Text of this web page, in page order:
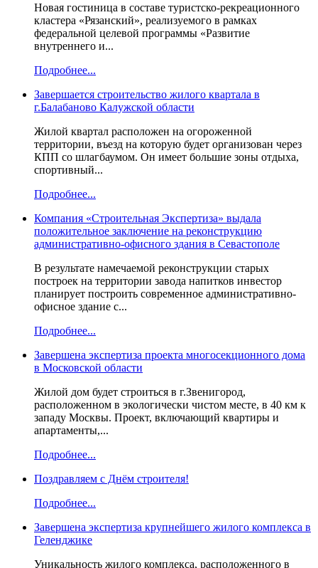
Новая гостиница в составе туристско-рекреационного
кластера «Рязанский», реализуемого в рамках
федеральной целевой программы «Развитие
внутреннего и...
Подробнее...
Завершается строительство жилого квартала в
г.Балабаново Калужской области
Жилой квартал расположен на огороженной
территории, въезд на которую будет организован через
КПП со шлагбаумом. Он имеет большие зоны отдыха,
спортивный...
Подробнее...
Компания «Строительная Экспертиза» выдала
положительное заключение на реконструкцию
административно-офисного здания в Севастополе
В результате намечаемой реконструкции старых
построек на территории завода напитков инвестор
планирует построить современное административно-
офисное здание с...
Подробнее...
Завершена экспертиза проекта многосекционного дома
в Московской области
Жилой дом будет строиться в г.Звенигород,
расположенном в экологически чистом месте, в 40 км к
западу Москвы. Проект, включающий квартиры и
апартаменты,...
Подробнее...
Поздравляем с Днём строителя!
Подробнее...
Завершена экспертиза крупнейшего жилого комплекса в
Геленджике
Уникальность жилого комплекса, расположенного в